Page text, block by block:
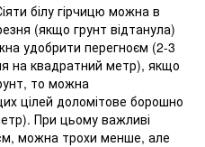
білу гірчицю можна в
(якщо грунт відтанула)
удобрити перегноєм (2-3
на квадратний метр), якщо
то можна
цілей доломітове борошно
При цьому важливі
можна трохи менше, але